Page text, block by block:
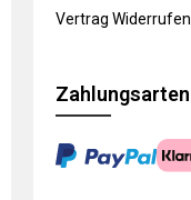
Vertrag Widerrufen
Zahlungsarten